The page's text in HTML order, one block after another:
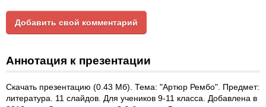
Добавить свой комментарий
Аннотация к презентации
Скачать презентацию (0.43 Мб). Тема: "Артюр Рембо". Предмет:
литература. 11 слайдов. Для учеников 9-11 класса. Добавлена в